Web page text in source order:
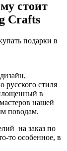
стоит
Crafts
русского стиля
в
нашей
поводам.
на заказ по
то особенное, в